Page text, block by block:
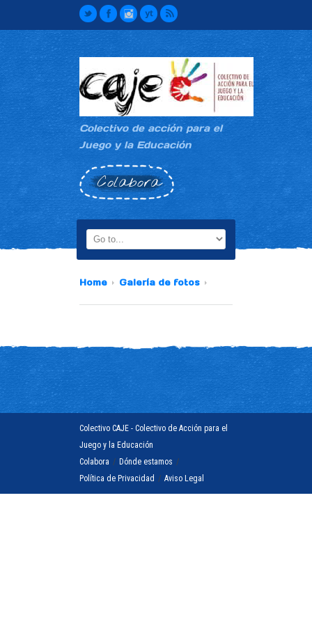
Colectivo de acción para el
Juego y la Educación
Colabora
Home Galería de fotos
Colectivo CAJE - Colectivo de Acción para el
Juego y la Educación
Colabora / Dónde estamos /
Política de Privacidad / Aviso Legal